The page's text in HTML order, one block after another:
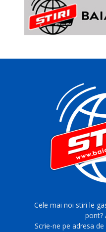
Cele mai noi stiri le
pont?
Scrie-ne pe adresa